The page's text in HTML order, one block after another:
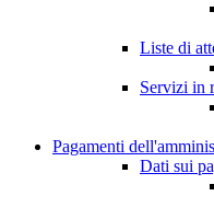
Liste di
Servizi in
Pagamenti
Dati sui